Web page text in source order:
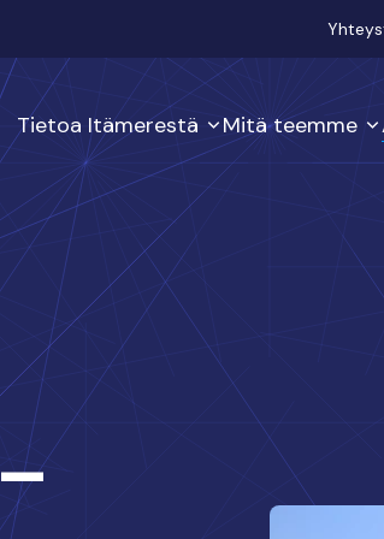
Tietoa Itämerestä Mitä teemme